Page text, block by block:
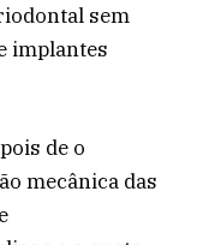
sem
implantes
de o
mecânica das